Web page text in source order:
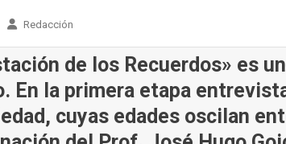
Redacción
de los Recuerdos» es
En la primera etapa
cuyas edades oscilan